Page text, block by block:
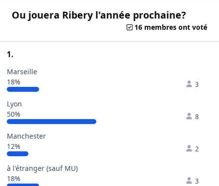
Ou jouera Ribery l'année prochaine?
16 membres ont voté
1.
Marseille
18%
3
Lyon
50%
8
Manchester
12%
2
à l'étranger (sauf MU)
18%
3